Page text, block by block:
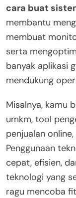
cara buat
membantu
membuat
serta
banyak aplikasi
mendukung
Misalnya, kamu
umkm, tool
penjualan
Penggunaan
cepat, efisien,
teknologi yang
ragu mencoba